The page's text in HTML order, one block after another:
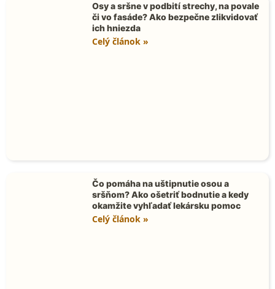
Osy a sršne v podbití strechy, na povale
či vo fasáde? Ako bezpečne zlikvidovať
ich hniezda
Celý článok »
Čo pomáha na uštipnutie osou a
sršňom? Ako ošetriť bodnutie a kedy
okamžite vyhľadať lekársku pomoc
Celý článok »